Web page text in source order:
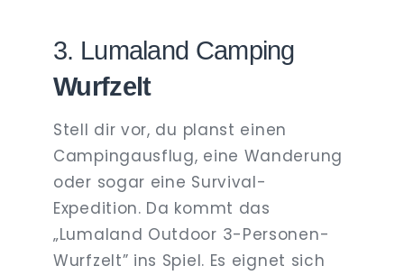
3. Lumaland Camping
Wurfzelt
Stell dir vor, du planst einen
Campingausflug, eine Wanderung
oder sogar eine Survival-
Expedition. Da kommt das
„Lumaland Outdoor 3-Personen-
Wurfzelt” ins Spiel. Es eignet sich